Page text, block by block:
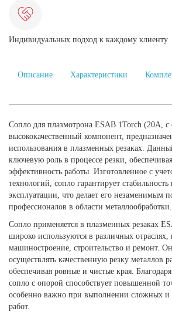
Индивидуальных подход к каждому клиенту
Описание Характеристики
Сопло для плазмотрона ESAB 1Torch (20А,
высококачественный компонент,
использования в плазменных резаках.
ключевую роль в процессе резки,
эффективность работы. Изготовленное с
технологий, сопло гарантирует
эксплуатации, что делает его незаменимым
профессионалов в области металлообработки.
Сопло применяется в плазменных резаках
широко используются в различных отраслях,
машиностроение, строительство и ремонт.
осуществлять качественную резку металлов
обеспечивая ровные и чистые края.
сопло с опорой способствует повышенной
особенно важно при выполнении сложных и
работ.